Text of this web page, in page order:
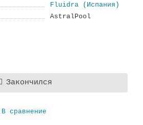
Fluidra (Испания)
AstralPool
Закончился
В сравнение